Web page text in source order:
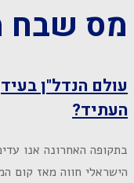
מס שבח
עולם הנדל"ן
העתיד?
בתקופה האחרונה אנו
הישראלי חווה מאז קום